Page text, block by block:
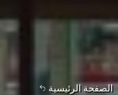
الصفحة الرئيسية